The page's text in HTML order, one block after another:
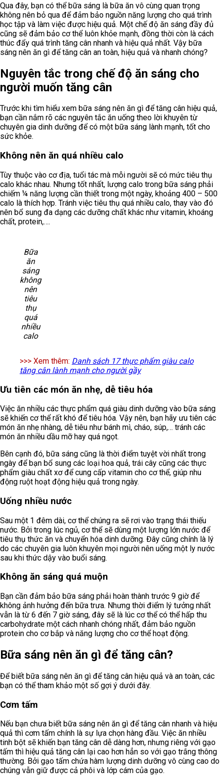
Qua đây, bạn có thể bữa sáng là bữa ăn vô cùng quan trọng
không nên bỏ qua để đảm bảo nguồn năng lượng cho quá trình
học tập và làm việc được hiệu quả. Một chế độ ăn sáng đầy đủ
cũng sẽ đảm bảo cơ thể luôn khỏe mạnh, đồng thời còn là cách
thúc đẩy quá trình tăng cân nhanh và hiệu quả nhất. Vậy bữa
sáng nên ăn gì để tăng cân an toàn, hiệu quả và nhanh chóng?
Nguyên tắc trong chế độ ăn sáng cho
người muốn tăng cân
Trước khi tìm hiểu xem bữa sáng nên ăn gì để tăng cân hiệu quả,
bạn cần nắm rõ các nguyên tắc ăn uống theo lời khuyên từ
chuyên gia dinh dưỡng để có một bữa sáng lành mạnh, tốt cho
sức khỏe.
Không nên ăn quá nhiều calo
Tùy thuộc vào cơ địa, tuổi tác mà mỗi người sẽ có mức tiêu thụ
calo khác nhau. Nhưng tốt nhất, lượng calo trong bữa sáng phải
chiếm ¼ năng lượng cần thiết trong một ngày, khoảng 400 – 500
calo là thích hợp. Tránh việc tiêu thụ quá nhiều calo, thay vào đó
nên bổ sung đa dạng các dưỡng chất khác như vitamin, khoáng
chất, protein,….
Bữa
ăn
sáng
không
nên
tiêu
thụ
quá
nhiều
calo
>>> Xem thêm: Danh sách 17 thực phẩm giàu calo
tăng cân lành mạnh cho người gầy
Ưu tiên các món ăn nhẹ, dễ tiêu hóa
Việc ăn nhiều các thực phẩm quá giàu dinh dưỡng vào bữa sáng
sẽ khiến cơ thể rất khó để tiêu hóa. Vậy nên, bạn hãy ưu tiên các
món ăn nhẹ nhàng, dễ tiêu như bánh mì, cháo, súp,… tránh các
món ăn nhiều dầu mỡ hay quá ngọt.
Bên cạnh đó, bữa sáng cũng là thời điểm tuyệt vời nhất trong
ngày để bạn bổ sung các loại hoa quả, trái cây cũng các thực
phẩm giàu chất xơ để cung cấp vitamin cho cơ thể, giúp nhu
động ruột hoạt động hiệu quả trong ngày.
Uống nhiều nước
Sau một 1 đêm dài, cơ thể chúng ra sẽ rơi vào trạng thái thiếu
nước. Bởi trong lúc ngủ, cơ thể sẽ dùng một lượng lớn nước để
tiêu thụ thức ăn và chuyển hóa dinh dưỡng. Đây cũng chính là lý
do các chuyên gia luôn khuyên mọi người nên uống một ly nước
sau khi thức dậy vào buổi sáng.
Không ăn sáng quá muộn
Bạn cần đảm bảo bữa sáng phải hoàn thành trước 9 giờ để
không ảnh hưởng đến bữa trưa. Nhưng thời điểm lý tưởng nhất
vẫn là từ 6 đến 7 giờ sáng, đây sẽ là lúc cơ thể có thể hấp thu
carbohydrate một cách nhanh chóng nhất, đảm bảo nguồn
protein cho cơ bắp và năng lượng cho cơ thể hoạt động.
Bữa sáng nên ăn gì để tăng cân?
Để biết bữa sáng nên ăn gì để tăng cân hiệu quả và an toàn, các
bạn có thể tham khảo một số gợi ý dưới đây.
Cơm tấm
Nếu bạn chưa biết bữa sáng nên ăn gì để tăng cân nhanh và hiệu
quả thì cơm tấm chính là sự lựa chọn hàng đầu. Việc ăn nhiều
tinh bột sẽ khiến bạn tăng cân dễ dàng hơn, nhưng riêng với gạo
tấm thì hiệu quả tăng cân lại cao hơn hẳn so với gạo trắng thông
thường. Bởi gạo tấm chứa hàm lượng dinh dưỡng vô cùng cao do
chúng vẫn giữ được cả phôi và lớp cám của gạo.